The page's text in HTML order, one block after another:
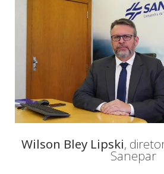
Wilson Bley Lipski,
Sanepar